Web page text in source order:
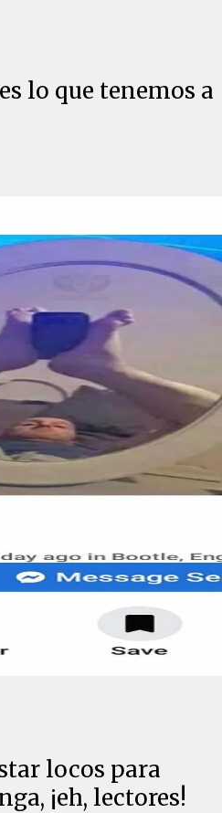
lo que tenemos a
locos para
¡eh, lectores!